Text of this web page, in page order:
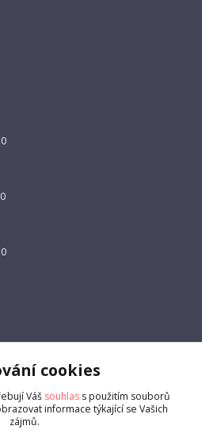
cookies
Váš souhlas s použitím souborů
informace týkající se Vašich
zájmů.